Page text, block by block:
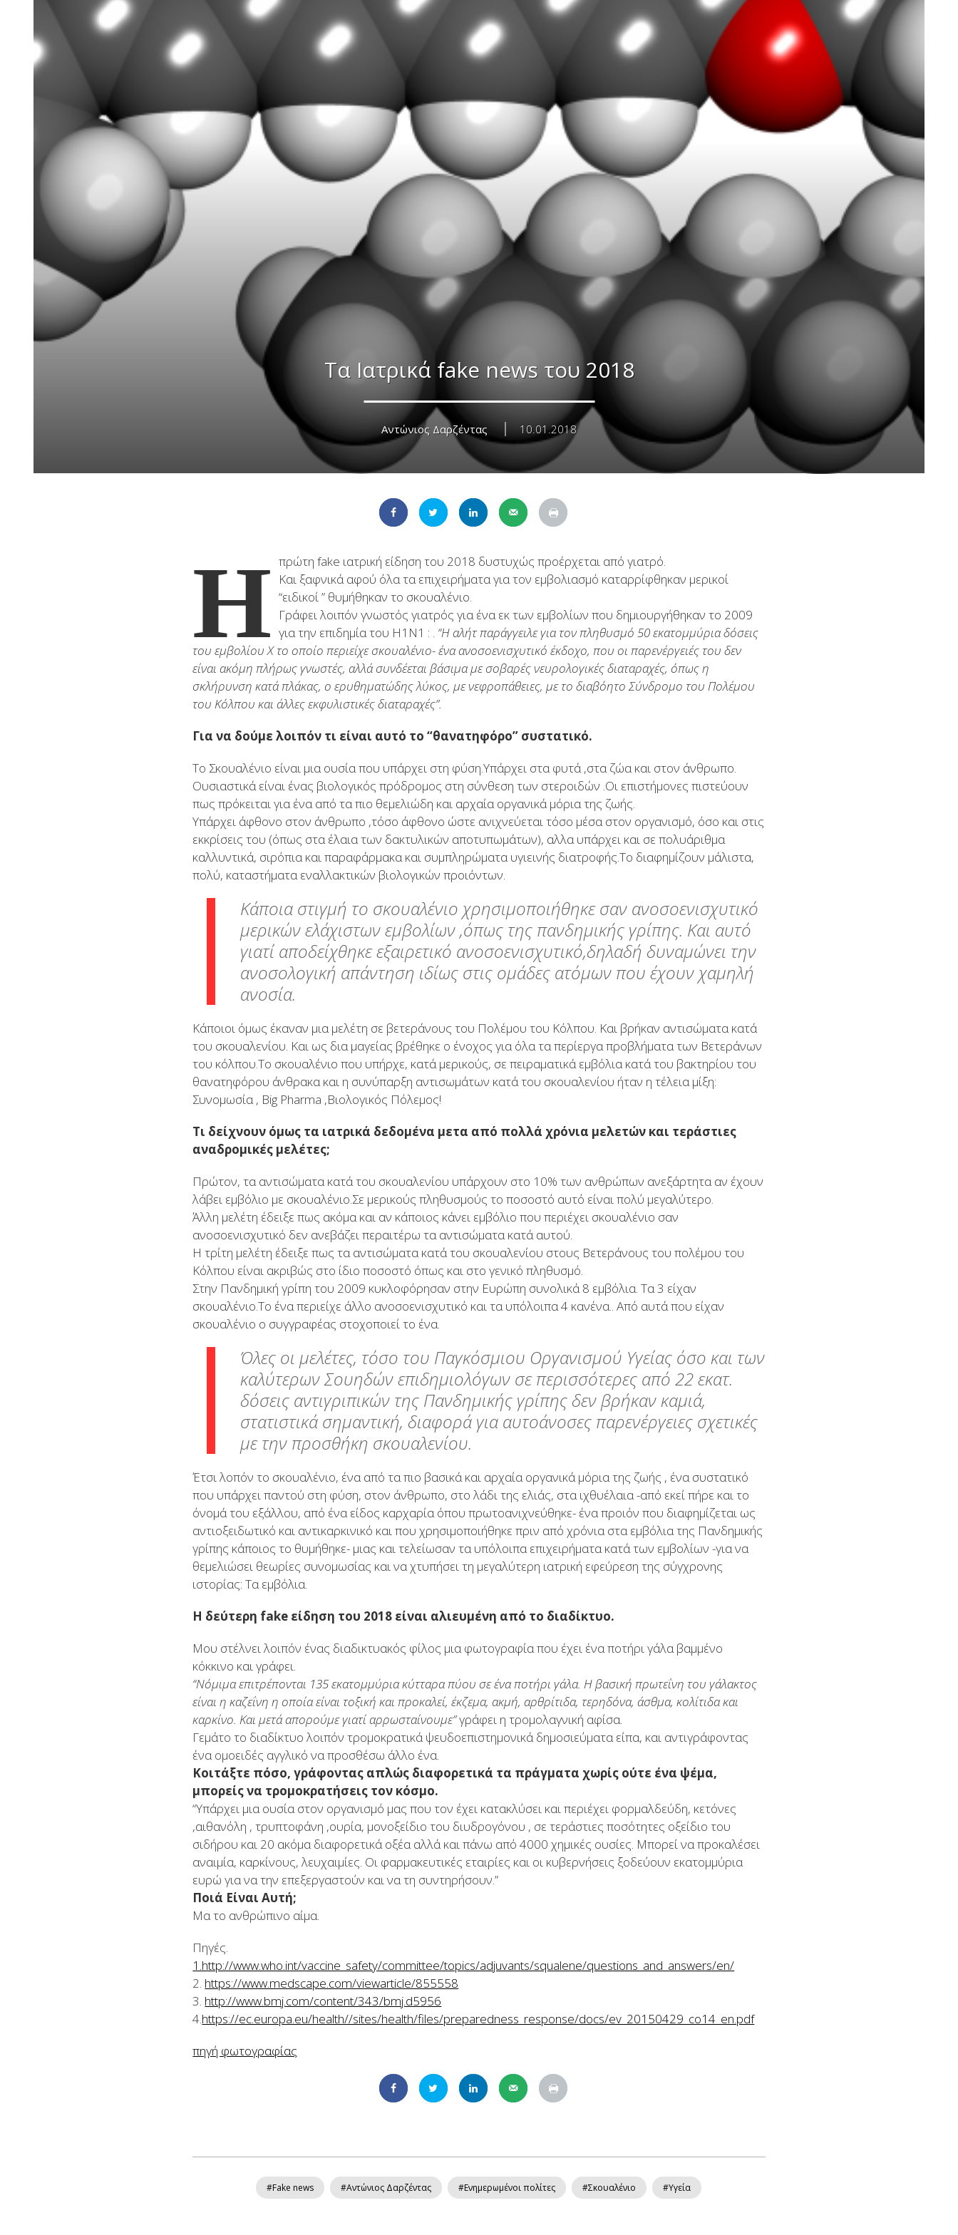
Τα Ιατρικά fake news του 2018
Αντώνιος Δαρζέντας 10.01.2018
Η πρώτη fake ιατρική είδηση του 2018 δυστυχώς προέρχεται από γιατρό.
Και ξαφνικά αφού όλα τα επιχειρήματα για τον εμβολιασμό καταρρίφθηκαν μερικοί
“ειδικοί ” θυμήθηκαν το σκουαλένιο.
Γράφει λοιπόν γνωστός γιατρός για ένα εκ των εμβολίων που δημιουργήθηκαν το 2009
για την επιδημία του Η1Ν1 : . “Η αλήτ παράγγειλε για τον πληθυσμό 50 εκατομμύρια δόσεις
του εμβολίου Χ το οποίο περιείχε σκουαλένιο- ένα ανοσοενισχυτικό έκδοχο, που οι παρενέργειές του δεν
είναι ακόμη πλήρως γνωστές, αλλά συνδέεται βάσιμα με σοβαρές νευρολογικές διαταραχές, όπως η
σκλήρυνση κατά πλάκας, ο ερυθηματώδης λύκος, με νεφροπάθειες, με το διαβόητο Σύνδρομο του Πολέμου
του Κόλπου και άλλες εκφυλιστικές διαταραχές”.
Για να δούμε λοιπόν τι είναι αυτό το “θανατηφόρο” συστατικό.
Το Σκουαλένιο είναι μια ουσία που υπάρχει στη φύση.Υπάρχει στα φυτά ,στα ζώα και στον άνθρωπο.
Ουσιαστικά είναι ένας βιολογικός πρόδρομος στη σύνθεση των στεροιδών .Οι επιστήμονες πιστεύουν
πως πρόκειται για ένα από τα πιο θεμελιώδη και αρχαία οργανικά μόρια της ζωής.
Υπάρχει άφθονο στον άνθρωπο ,τόσο άφθονο ώστε ανιχνεύεται τόσο μέσα στον οργανισμό, όσο και στις
εκκρίσεις του (όπως στα έλαια των δακτυλικών αποτυπωμάτων), αλλα υπάρχει και σε πολυάριθμα
καλλυντικά, σιρόπια και παραφάρμακα και συμπληρώματα υγιεινής διατροφής.Το διαφημίζουν μάλιστα,
πολύ, καταστήματα εναλλακτικών βιολογικών προιόντων.
Κάποια στιγμή το σκουαλένιο χρησιμοποιήθηκε σαν ανοσοενισχυτικό
μερικών ελάχιστων εμβολίων ,όπως της πανδημικής γρίπης. Και αυτό
γιατί αποδείχθηκε εξαιρετικό ανοσοενισχυτικό,δηλαδή δυναμώνει την
ανοσολογική απάντηση ιδίως στις ομάδες ατόμων που έχουν χαμηλή
ανοσία.
Κάποιοι όμως έκαναν μια μελέτη σε βετεράνους του Πολέμου του Κόλπου. Και βρήκαν αντισώματα κατά
του σκουαλενίου. Και ως δια μαγείας βρέθηκε ο ένοχος για όλα τα περίεργα προβλήματα των Βετεράνων
του κόλπου.Το σκουαλένιο που υπήρχε, κατά μερικούς, σε πειραματικά εμβόλια κατά του βακτηρίου του
θανατηφόρου άνθρακα και η συνύπαρξη αντισωμάτων κατά του σκουαλενίου ήταν η τέλεια μίξη:
Συνομωσία , Big Pharma ,Βιολογικός Πόλεμος!
Τι δείχνουν όμως τα ιατρικά δεδομένα μετα από πολλά χρόνια μελετών και τεράστιες
αναδρομικές μελέτες;
Πρώτον, τα αντισώματα κατά του σκουαλενίου υπάρχουν στο 10% των ανθρώπων ανεξάρτητα αν έχουν
λάβει εμβόλιο με σκουαλένιο.Σε μερικούς πληθυσμούς το ποσοστό αυτό είναι πολύ μεγαλύτερο.
Άλλη μελέτη έδειξε πως ακόμα και αν κάποιος κάνει εμβόλιο που περιέχει σκουαλένιο σαν
ανοσοενισχυτικό δεν ανεβάζει περαιτέρω τα αντισώματα κατά αυτού.
Η τρίτη μελέτη έδειξε πως τα αντισώματα κατά του σκουαλενίου στους Βετεράνους του πολέμου του
Κόλπου είναι ακριβώς στο ίδιο ποσοστό όπως και στο γενικό πληθυσμό.
Στην Πανδημική γρίπη του 2009 κυκλοφόρησαν στην Ευρώπη συνολικά 8 εμβόλια. Τα 3 είχαν
σκουαλένιο.Το ένα περιείχε άλλο ανοσοενισχυτικό και τα υπόλοιπα 4 κανένα.. Από αυτά που είχαν
σκουαλένιο ο συγγραφέας στοχοποιεί το ένα.
Όλες οι μελέτες, τόσο του Παγκόσμιου Οργανισμού Υγείας όσο και των
καλύτερων Σουηδών επιδημιολόγων σε περισσότερες από 22 εκατ.
δόσεις αντιγριπικών της Πανδημικής γρίπης δεν βρήκαν καμιά,
στατιστικά σημαντική, διαφορά για αυτοάνοσες παρενέργειες σχετικές
με την προσθήκη σκουαλενίου.
Έτσι λοπόν το σκουαλένιο, ένα από τα πιο βασικά και αρχαία οργανικά μόρια της ζωής , ένα συστατικό
που υπάρχει παντού στη φύση, στον άνθρωπο, στο λάδι της ελιάς, στα ιχθυέλαια -από εκεί πήρε και το
όνομά του εξάλλου, από ένα είδος καρχαρία όπου πρωτοανιχνεύθηκε- ένα προιόν που διαφημίζεται ως
αντιοξειδωτικό και αντικαρκινικό και που χρησιμοποιήθηκε πριν από χρόνια στα εμβόλια της Πανδημικής
γρίπης κάποιος το θυμήθηκε- μιας και τελείωσαν τα υπόλοιπα επιχειρήματα κατά των εμβολίων -για να
θεμελιώσει θεωρίες συνομωσίας και να χτυπήσει τη μεγαλύτερη ιατρική εφεύρεση της σύγχρονης
ιστορίας: Τα εμβόλια.
Η δεύτερη fake είδηση του 2018 είναι αλιευμένη από το διαδίκτυο.
Μου στέλνει λοιπόν ένας διαδικτυακός φίλος μια φωτογραφία που έχει ένα ποτήρι γάλα βαμμένο
κόκκινο και γράφει.
“Νόμιμα επιτρέπονται 135 εκατομμύρια κύτταρα πύου σε ένα ποτήρι γάλα. Η βασική πρωτεΐνη του γάλακτος
είναι η καζεΐνη η οποία είναι τοξική και προκαλεί, έκζεμα, ακμή, αρθρίτιδα, τερηδόνα, άσθμα, κολίτιδα και
καρκίνο. Και μετά απορούμε γιατί αρρωσταίνουμε”γράφει η τρομολαγνική αφίσα.
Γεμάτο το διαδίκτυο λοιπόν τρομοκρατικά ψευδοεπιστημονικά δημοσιεύματα είπα, και αντιγράφοντας
ένα ομοειδές αγγλικό να προσθέσω άλλο ένα.
Κοιτάξτε πόσο, γράφοντας απλώς διαφορετικά τα πράγματα χωρίς ούτε ένα ψέμα,
μπορείς να τρομοκρατήσεις τον κόσμο.
“Υπάρχει μια ουσία στον οργανισμό μας που τον έχει κατακλύσει και περιέχει φορμαλδεύδη, κετόνες
,αιθανόλη , τρυπτοφάνη ,ουρία, μονοξείδιο του διυδρογόνου , σε τεράστιες ποσότητες οξείδιο του
σιδήρου και 20 ακόμα διαφορετικά οξέα αλλά και πάνω από 4000 χημικές ουσίες. Μπορεί να προκαλέσει
αναιμία, καρκίνους, λευχαιμίες. Οι φαρμακευτικές εταιρίες και οι κυβερνήσεις ξοδεύουν εκατομμύρια
ευρώ για να την επεξεργαστούν και να τη συντηρήσουν.”
Ποιά Είναι Αυτή;
Μα το ανθρώπινο αίμα.
Πηγές.
1.http://www.who.int/vaccine_safety/committee/topics/adjuvants/squalene/questions_and_answers/en/
2. https://www.medscape.com/viewarticle/855558
3. http://www.bmj.com/content/343/bmj.d5956
4.https://ec.europa.eu/health//sites/health/files/preparedness_response/docs/ev_20150429_co14_en.pdf
πηγή φωτογραφίας
#Fake news #Αντώνιος Δαρζέντας #Ενημερωμένοι πολίτες #Σκουαλένιο #Υγεία